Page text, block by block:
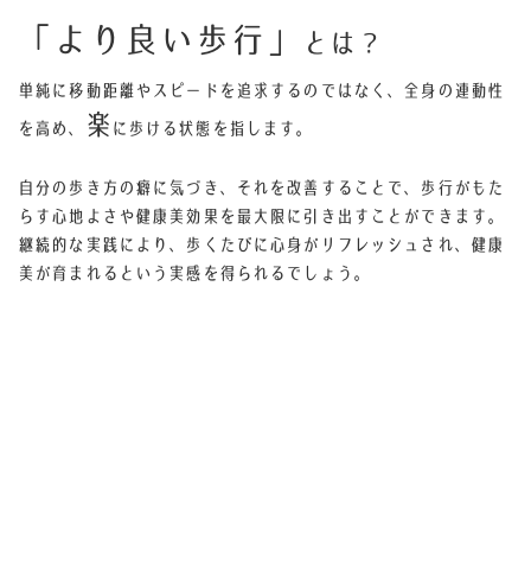
「より良い歩行」 とは？
単純に移動距離やスピードを追求するのではなく、全身の連動性
を高め、 楽 に歩ける状態を指します。
自分の歩き方の癖に気づき、それを改善することで、歩行がもた
らす心地よさや健康美効果を最大限に引き出すことができます。
継続的な実践により、歩くたびに心身がリフレッシュされ、健康
美が育まれるという実感を得られるでしょう。